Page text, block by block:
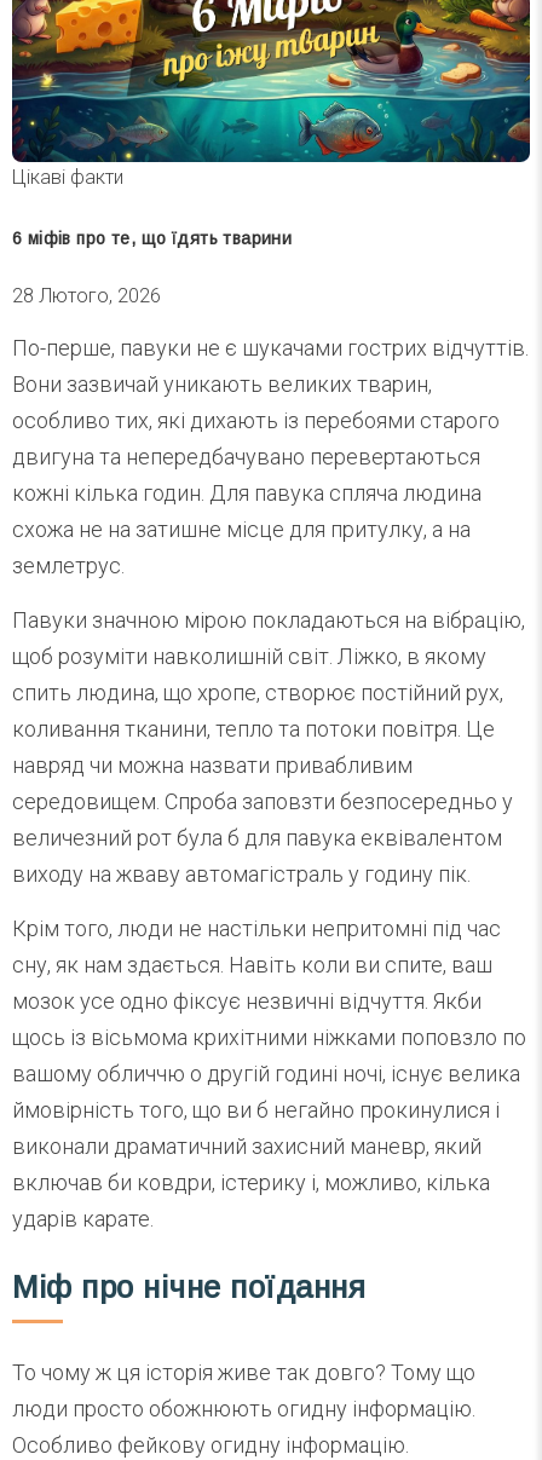
Цікаві факти
6 міфів про те, що їдять тварини
28 Лютого, 2026
По-перше, павуки не є шукачами гострих відчуттів.
Вони зазвичай уникають великих тварин,
особливо тих, які дихають із перебоями старого
двигуна та непередбачувано перевертаються
кожні кілька годин. Для павука спляча людина
схожа не на затишне місце для притулку, а на
землетрус.
Павуки значною мірою покладаються на вібрацію,
щоб розуміти навколишній світ. Ліжко, в якому
спить людина, що хропе, створює постійний рух,
коливання тканини, тепло та потоки повітря. Це
навряд чи можна назвати привабливим
середовищем. Спроба заповзти безпосередньо у
величезний рот була б для павука еквівалентом
виходу на жваву автомагістраль у годину пік.
Крім того, люди не настільки непритомні під час
сну, як нам здається. Навіть коли ви спите, ваш
мозок усе одно фіксує незвичні відчуття. Якби
щось із вісьмома крихітними ніжками поповзло по
вашому обличчю о другій годині ночі, існує велика
ймовірність того, що ви б негайно прокинулися і
виконали драматичний захисний маневр, який
включав би ковдри, істерику і, можливо, кілька
ударів карате.
Міф про нічне поїдання
То чому ж ця історія живе так довго? Тому що
люди просто обожнюють огидну інформацію.
Особливо фейкову огидну інформацію.